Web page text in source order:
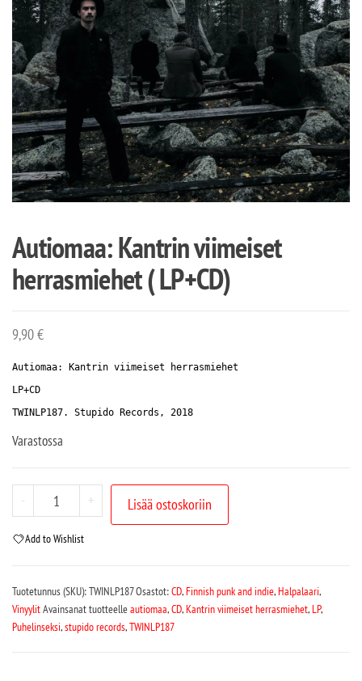
Autiomaa: Kantrin viimeiset
herrasmiehet ( LP+CD)
9,90€
Autiomaa: Kantrin viimeiset herrasmiehet
LP+CD
TWINLP187. Stupido Records, 2018
Varastossa
- + Lisää ostoskoriin
Add to Wishlist
Tuotetunnus (SKU):TWINLP187Osastot:CD,Finnish punk and indie,Halpalaari,
VinyylitAvainsanat tuotteelleautiomaa,CD,Kantrin viimeiset herrasmiehet,LP,
Puhelinseksi,stupido records,TWINLP187